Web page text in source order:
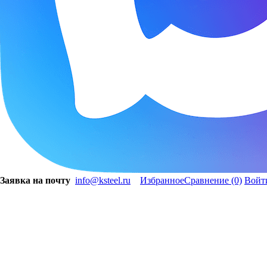
Заявка на почту info@ksteel.ru ИзбранноеСравнение (0)